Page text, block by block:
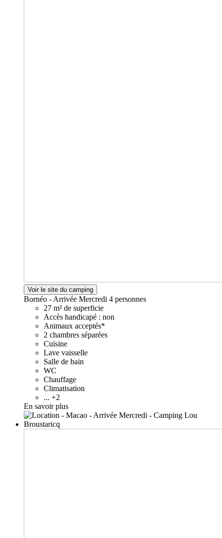
Voir le site du camping
Bornéo - Arrivée Mercredi 4 personnes
27 m² de superficie
Accès handicapé : non
Animaux acceptés*
2 chambres séparées
Cuisine
Lave vaisselle
Salle de bain
WC
Chauffage
Climatisation
... +2
En savoir plus